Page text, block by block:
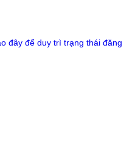
đây để duy trì trạng thái đăng